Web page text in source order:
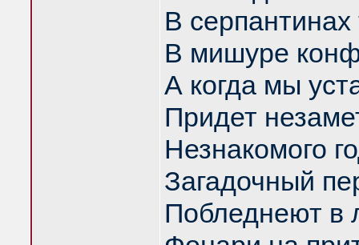
В серпантинах
В мишуре
А когда мы
Придет
Незнакомого
Загадочный
Побледнеют в